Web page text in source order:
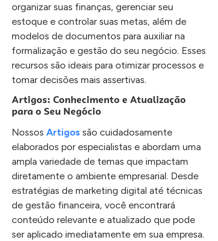
organizar suas finanças, gerenciar seu
estoque e controlar suas metas, além de
modelos de documentos para auxiliar na
formalização e gestão do seu negócio. Esses
recursos são ideais para otimizar processos e
tomar decisões mais assertivas.
Artigos: Conhecimento e Atualização
para o Seu Negócio
Nossos Artigos são cuidadosamente
elaborados por especialistas e abordam uma
ampla variedade de temas que impactam
diretamente o ambiente empresarial. Desde
estratégias de marketing digital até técnicas
de gestão financeira, você encontrará
conteúdo relevante e atualizado que pode
ser aplicado imediatamente em sua empresa.